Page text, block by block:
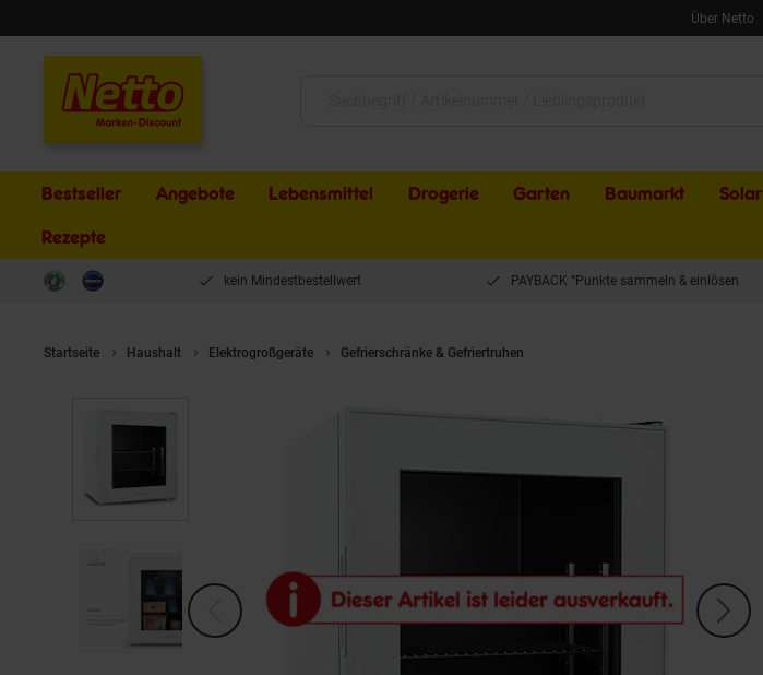
Über Netto
Bestseller Angebote Lebensmittel Drogerie Garten Baumarkt Solar
Rezepte
kein Mindestbestellwert PAYBACK °Punkte sammeln & einlösen
Startseite Haushalt Elektrogroßgeräte Gefrierschränke & Gefriertruhen